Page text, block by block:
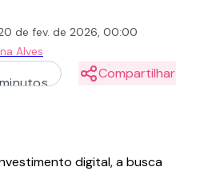
de fev. de 2026, 00:00
Alves
Compartilhar
digital, a busca